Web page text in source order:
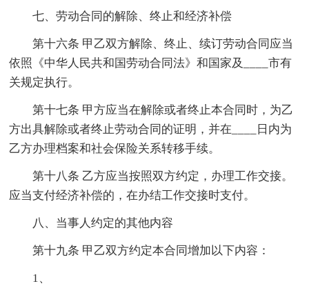
七、劳动合同的解除、终止和经济补偿
第十六条 甲乙双方解除、终止、续订劳动合同应当
依照《中华人民共和国劳动合同法》和国家及____市有
关规定执行。
第十七条 甲方应当在解除或者终止本合同时，为乙
方出具解除或者终止劳动合同的证明，并在____日内为
乙方办理档案和社会保险关系转移手续。
第十八条 乙方应当按照双方约定，办理工作交接。
应当支付经济补偿的，在办结工作交接时支付。
八、当事人约定的其他内容
第十九条 甲乙双方约定本合同增加以下内容：
1、